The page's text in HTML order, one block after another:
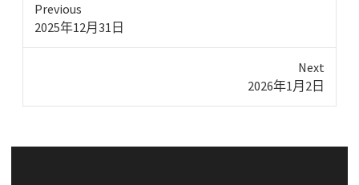
Previous
Previous
2025年12月31日
Next
2026年1月2日